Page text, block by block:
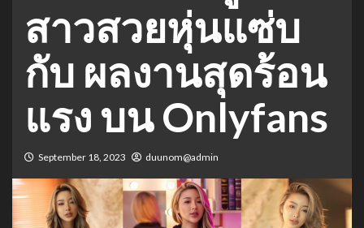
สาวสวยหุ่นแซ่บ
กับ ผลงานสุดร้อน
แรง บน Onlyfans
September 18, 2023 duunom@admin